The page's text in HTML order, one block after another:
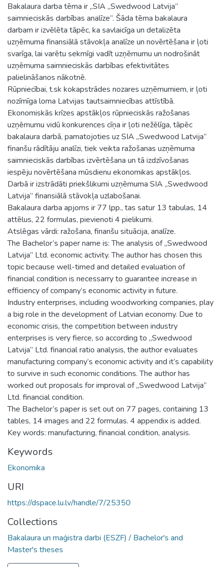
Bakalaura darba tēma ir „SIA „Swedwood Latvija”
saimnieciskās darbības analīze”. Šāda tēma bakalaura
darbam ir izvēlēta tāpēc, ka savlaicīga un detalizēta
uzņēmuma finansiālā stāvokļa analīze un novērtēšana ir ļoti
svarīga, lai varētu sekmīgi vadīt uzņēmumu un nodrošināt
uzņēmuma saimnieciskās darbības efektivitātes
palielināšanos nākotnē.
Rūpniecībai, t.sk kokapstrādes nozares uzņēmumiem, ir ļoti
nozīmīga loma Latvijas tautsaimniecības attīstībā.
Ekonomiskās krīzes apstākļos rūpnieciskās ražošanas
uzņēmumu vidū konkurences cīņa ir ļoti nežēlīga, tāpēc
bakalaura darbā, pamatojoties uz SIA „Swedwood Latvija”
finanšu rādītāju analīzi, tiek veikta ražošanas uzņēmuma
saimnieciskās darbības izvērtēšana un tā izdzīvošanas
iespēju novērtēšana mūsdienu ekonomikas apstākļos.
Darbā ir izstrādāti priekšlikumi uzņēmuma SIA „Swedwood
Latvija” finansiālā stāvokļa uzlabošanai.
Bakalaura darba apjoms ir 77 lpp., tas satur 13 tabulas, 14
attēlus, 22 formulas, pievienoti 4 pielikumi.
Atslēgas vārdi: ražošana, finanšu situācija, analīze.
The Bachelor’s paper name is: The analysis of „Swedwood
Latvija” Ltd. economic activity. The author has chosen this
topic because well-timed and detailed evaluation of
financial condition is necessarry to guarantee increase in
efficiency of company’s economic activity in future.
Industry enterprises, including woodworking companies, play
a big role in the development of Latvian economy. Due to
economic crisis, the competition between industry
enterprises is very fierce, so according to „Swedwood
Latvija” Ltd. financial ratio analysis, the author evaluates
manufacturing company’s economic activity and it’s capability
to survive in such economic conditions. The author has
worked out proposals for improval of „Swedwood Latvija”
Ltd. financial condition.
The Bachelor’s paper is set out on 77 pages, containing 13
tables, 14 images and 22 formulas. 4 appendix is added.
Key words: manufacturing, financial condition, analysis.
Keywords
Ekonomika
URI
https://dspace.lu.lv/handle/7/25350
Collections
Bakalaura un maģistra darbi (ESZF) / Bachelor's and
Master's theses